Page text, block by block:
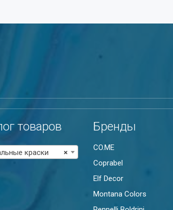
товаров
×
краски
Бренды
CO.ME
Coprabel
Elf Decor
Montana Colors